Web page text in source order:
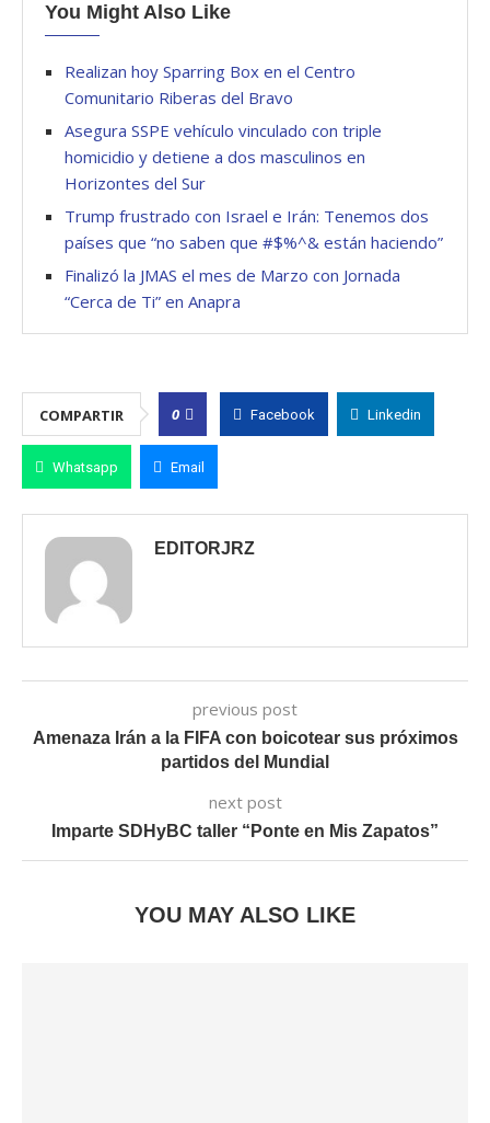
You Might Also Like
Realizan hoy Sparring Box en el Centro
Comunitario Riberas del Bravo
Asegura SSPE vehículo vinculado con triple
homicidio y detiene a dos masculinos en
Horizontes del Sur
Trump frustrado con Israel e Irán: Tenemos dos
países que “no saben que #$%^& están haciendo”
Finalizó la JMAS el mes de Marzo con Jornada
“Cerca de Ti” en Anapra
COMPARTIR 0 Facebook Linkedin
Whatsapp Email
EDITORJRZ
previous post
Amenaza Irán a la FIFA con boicotear sus próximos
partidos del Mundial
next post
Imparte SDHyBC taller “Ponte en Mis Zapatos”
YOU MAY ALSO LIKE